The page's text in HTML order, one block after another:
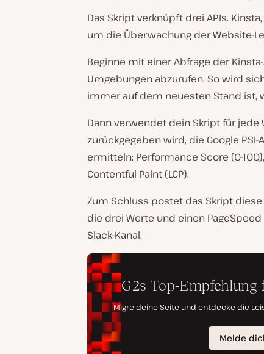
Das Skript verknüpft drei APIs.
um die Überwachung der Website-
Beginne mit einer Abfrage der
Umgebungen abzurufen. So wird
immer auf dem neuesten Stand ist,
Dann verwendet dein Skript für jede
zurückgegeben wird, die Google
ermitteln: Performance Score (0-
Contentful Paint (LCP).
Zum Schluss postet das Skript
die drei Werte und einen
Slack-Kanal.